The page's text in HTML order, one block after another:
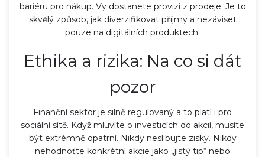
bariéru pro nákup. Vy dostanete provizi z prodeje. Je to
skvělý způsob, jak diverzifikovat příjmy a nezáviset
pouze na digitálních produktech.
Ethika a rizika: Na co si dát
pozor
Finanční sektor je silně regulovaný a to platí i pro
sociální sítě. Když mluvíte o investicích do akcií, musíte
být extrémně opatrní. Nikdy neslibujte zisky. Nikdy
nehodnoťte konkrétní akcie jako „jistý tip“ nebo